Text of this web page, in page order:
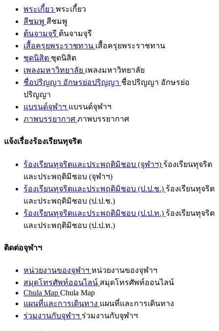
พระเกี้ยว พระเกี้ยว
สีชมพู สีชมพู
ต้นจามจุรี ต้นจามจุรี
เสื้อครุยพระราชทาน เสื้อครุยพระราชทาน
ชุดนิสิต ชุดนิสิต
เพลงมหาวิทยาลัย เพลงมหาวิทยาลัย
ชื่อปริญญา อักษรย่อปริญญา ชื่อปริญญา อักษรย่อ
ปริญญา
แบรนด์จุฬาฯ แบรนด์จุฬาฯ
ภาพบรรยากาศ ภาพบรรยากาศ
แจ้งเรื่องร้องเรียนทุจริต
ร้องเรียนทุจริตและประพฤติมิชอบ (จุฬาฯ) ร้องเรียนทุจริต
และประพฤติมิชอบ (จุฬาฯ)
ร้องเรียนทุจริตและประพฤติมิชอบ (ป.ป.ช.) ร้องเรียนทุจริต
และประพฤติมิชอบ (ป.ป.ช.)
ร้องเรียนทุจริตและประพฤติมิชอบ (ป.ป.ท.) ร้องเรียนทุจริต
และประพฤติมิชอบ (ป.ป.ท.)
ติดต่อจุฬาฯ
หน่วยงานของจุฬาฯ หน่วยงานของจุฬาฯ
สมุดโทรศัพท์ออนไลน์ สมุดโทรศัพท์ออนไลน์
Chula Map Chula Map
แผนที่และการเดินทาง แผนที่และการเดินทาง
ร่วมงานกับจุฬาฯ ร่วมงานกับจุฬาฯ